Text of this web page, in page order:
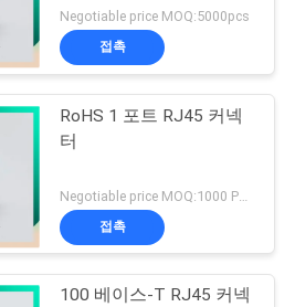
21.6L RJ45
Negotiable price MOQ:5000pcs
접촉
RoHS 1 포트 RJ45 커넥
터
Negotiable price MOQ:1000 PC를
접촉
100 베이스-T RJ45 커넥